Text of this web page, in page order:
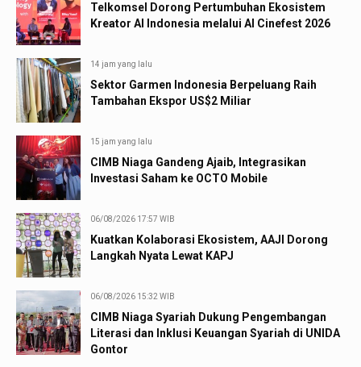
Telkomsel Dorong Pertumbuhan Ekosistem
Kreator AI Indonesia melalui AI Cinefest 2026
14 jam yang lalu
Sektor Garmen Indonesia Berpeluang Raih
Tambahan Ekspor US$2 Miliar
15 jam yang lalu
CIMB Niaga Gandeng Ajaib, Integrasikan
Investasi Saham ke OCTO Mobile
06/08/2026 17:57 WIB
Kuatkan Kolaborasi Ekosistem, AAJI Dorong
Langkah Nyata Lewat KAPJ
06/08/2026 15:32 WIB
CIMB Niaga Syariah Dukung Pengembangan
Literasi dan Inklusi Keuangan Syariah di UNIDA
Gontor